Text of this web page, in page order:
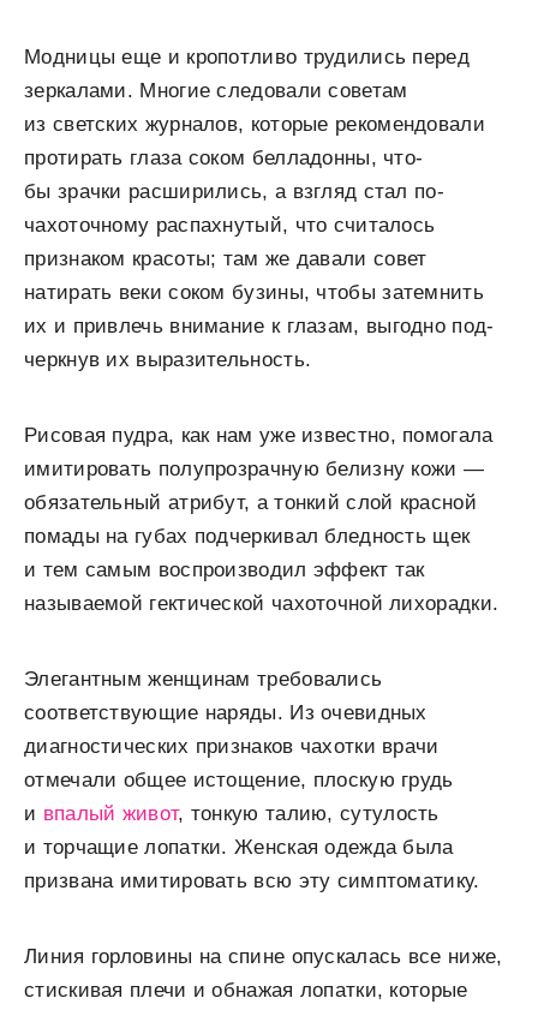
Модницы еще и кропотливо трудились перед
зеркалами. Многие следовали советам
из светских журналов, которые рекомендовали
протирать глаза соком белладонны, что-
бы зрачки расширились, а взгляд стал по-
чахоточному распахнутый, что считалось
признаком красоты; там же давали совет
натирать веки соком бузины, чтобы затемнить
их и привлечь внимание к глазам, выгодно под-
черкнув их выразительность.
Рисовая пудра, как нам уже известно, помогала
имитировать полупрозрачную белизну кожи —
обязательный атрибут, а тонкий слой красной
помады на губах подчеркивал бледность щек
и тем самым воспроизводил эффект так
называемой гектической чахоточной лихорадки.
Элегантным женщинам требовались
соответствующие наряды. Из очевидных
диагностических признаков чахотки врачи
отмечали общее истощение, плоскую грудь
и впалый живот, тонкую талию, сутулость
и торчащие лопатки. Женская одежда была
призвана имитировать всю эту симптоматику.
Линия горловины на спине опускалась все ниже,
стискивая плечи и обнажая лопатки, которые